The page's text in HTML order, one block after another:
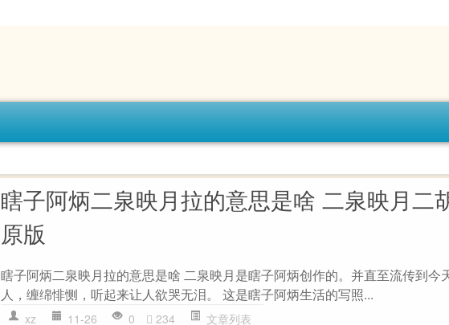
瞎子阿炳二泉映月拉的意思是啥 二泉映月二
原版
瞎子阿炳二泉映月拉的意思是啥 二泉映月是瞎子阿炳创作的。并直至流传到今
人，缠绵悱恻，听起来让人欲哭无泪。 这是瞎子阿炳生活的写照...
xz 11-26 0 234 文章列表